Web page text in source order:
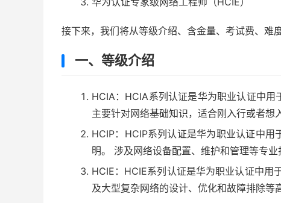
接下来，我们将从等级介绍、含金量、考试费、难
一、等级介绍
HCIA：HCIA系列认证是华为职业认证中用
主要针对网络基础知识，适合刚入行或者想
HCIP：HCIP系列认证是华为职业认证中
明。 涉及网络设备配置、维护和管理等专业
HCIE：HCIE系列认证是华为职业认证中用
及大型复杂网络的设计、优化和故障排除等